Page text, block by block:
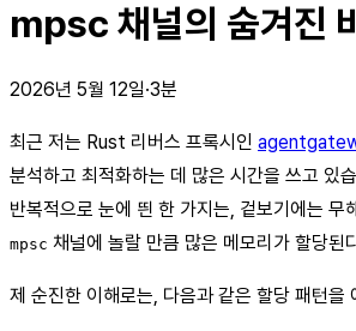
mpsc 채널의 숨겨진
2026년 5월 12일·3분
최근 저는 Rust 리버스 프록시인
분석하고 최적화하는 데 많은 시간을 쓰고 있
반복적으로 눈에 띈 한 가지는, 겉보기에는 무
mpsc 채널에 놀랄 만큼 많은 메모리가 할당된
제 순진한 이해로는, 다음과 같은 할당 패턴을